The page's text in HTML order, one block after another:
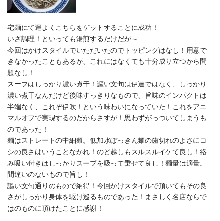
宅麺にて運よくこちらをゲットすることに成功！
いざ調理！といっても湯煎するだけだが～
今回はかけスタイルでいただいたのでトッピングはなし！用意で
きなかったこともあるが、これにはなくても十分成り立つから問
題なし！
スープはしっかり濃い煮干！謳い文句は伊達ではなく、しっかり
濃い煮干なんだけど後味すっきりなもので、旨味のインパクトは
半端なく、これぞ伊吹！という味わいになっていた！これをアニ
マルオフで実現するのだからさすが！思わずがっついてしまうも
のであった！
麺はストレートの中細麺。低加水ぽっきん麺の歯切れのよさにコ
シの良さはいうことなかれ！のど越しもスルスルイケて良し！絡
み吸い付きはしっかりスープを吸って乗せて良し！麺量は適量。
間違いのないもので旨し！
謳い文句通りのもので納得！今回かけスタイルで頂いてもその良
さがしっかり身体を駆け巡るものであった！まさしく名店ならで
はのものに頂けたことに感謝！